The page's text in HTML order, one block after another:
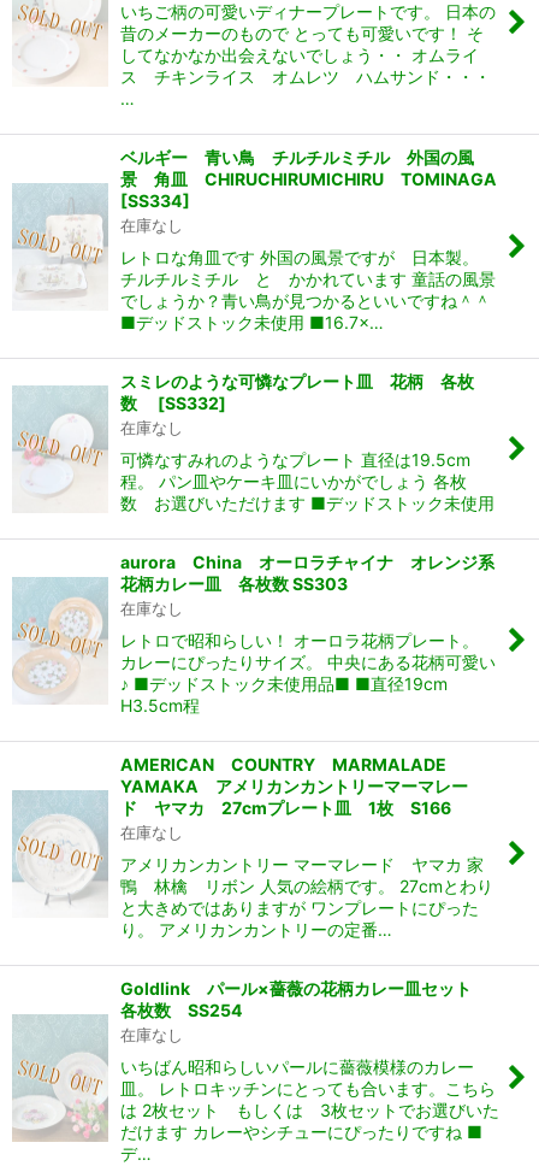
いちご柄の可愛いディナープレートです。 日本の
昔のメーカーのもので とっても可愛いです！ そ
してなかなか出会えないでしょう・・ オムライ
ス チキンライス オムレツ ハムサンド・・・
…
ベルギー 青い鳥 チルチルミチル 外国の風
景 角皿 CHIRUCHIRUMICHIRU TOMINAGA
[SS334]
在庫なし
レトロな角皿です 外国の風景ですが 日本製。
チルチルミチル と かかれています 童話の風景
でしょうか？青い鳥が見つかるといいですね＾＾
■デッドストック未使用 ■16.7×…
スミレのような可憐なプレート皿 花柄 各枚
数
[SS332]
在庫なし
可憐なすみれのようなプレート 直径は19.5cm
程。 パン皿やケーキ皿にいかがでしょう 各枚
数 お選びいただけます ■デッドストック未使用
aurora China オーロラチャイナ オレンジ系
花柄カレー皿 各枚数 SS303
在庫なし
レトロで昭和らしい！ オーロラ花柄プレート。
カレーにぴったりサイズ。 中央にある花柄可愛い
♪ ■デッドストック未使用品■ ■直径19cm
H3.5cm程
AMERICAN COUNTRY MARMALADE
YAMAKA アメリカンカントリーマーマレー
ド ヤマカ 27cmプレート皿 1枚 S166
在庫なし
アメリカンカントリー マーマレード ヤマカ 家
鴨 林檎 リボン 人気の絵柄です。 27cmとわり
と大きめではありますが ワンプレートにぴった
り。 アメリカンカントリーの定番…
Goldlink パール×薔薇の花柄カレー皿セット
各枚数 SS254
在庫なし
いちばん昭和らしいパールに薔薇模様のカレー
皿。 レトロキッチンにとっても合います。こちら
は 2枚セット もしくは 3枚セットでお選びいた
だけます カレーやシチューにぴったりですね ■
デ…